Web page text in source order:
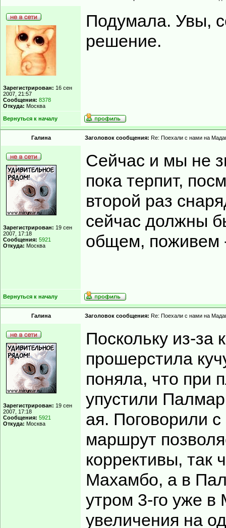
Зарегистрирован: 16 сен
2007, 21:57
Сообщения: 8378
Откуда: Москва
Подумала. Увы,
решение.
Вернуться к началу
Гaлинa Заголовок сообщения: Re: Поехали с нами на
Зарегистрирован: 19 сен
2007, 17:18
Сообщения: 5921
Откуда: Москва
Сейчас и мы не
пока терпит,
второй раз
сейчас должны
общем, поживем
Вернуться к началу
Гaлинa Заголовок сообщения: Re: Поехали с нами на
Зарегистрирован: 19 сен
2007, 17:18
Сообщения: 5921
Откуда: Москва
Поскольку из-за
прошерстила
поняла, что при
упустили
ая. Поговорили
маршрут
коррективы, так
Махамбо, а в
утром 3-го уже в
увеличения на